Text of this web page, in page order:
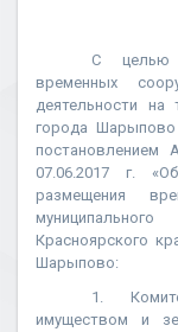
С целью
временных
деятельности на
города Шарыпово
07.06.2017 г.
размещения
Красноярского
Шарыпово:
1.
имуществом и